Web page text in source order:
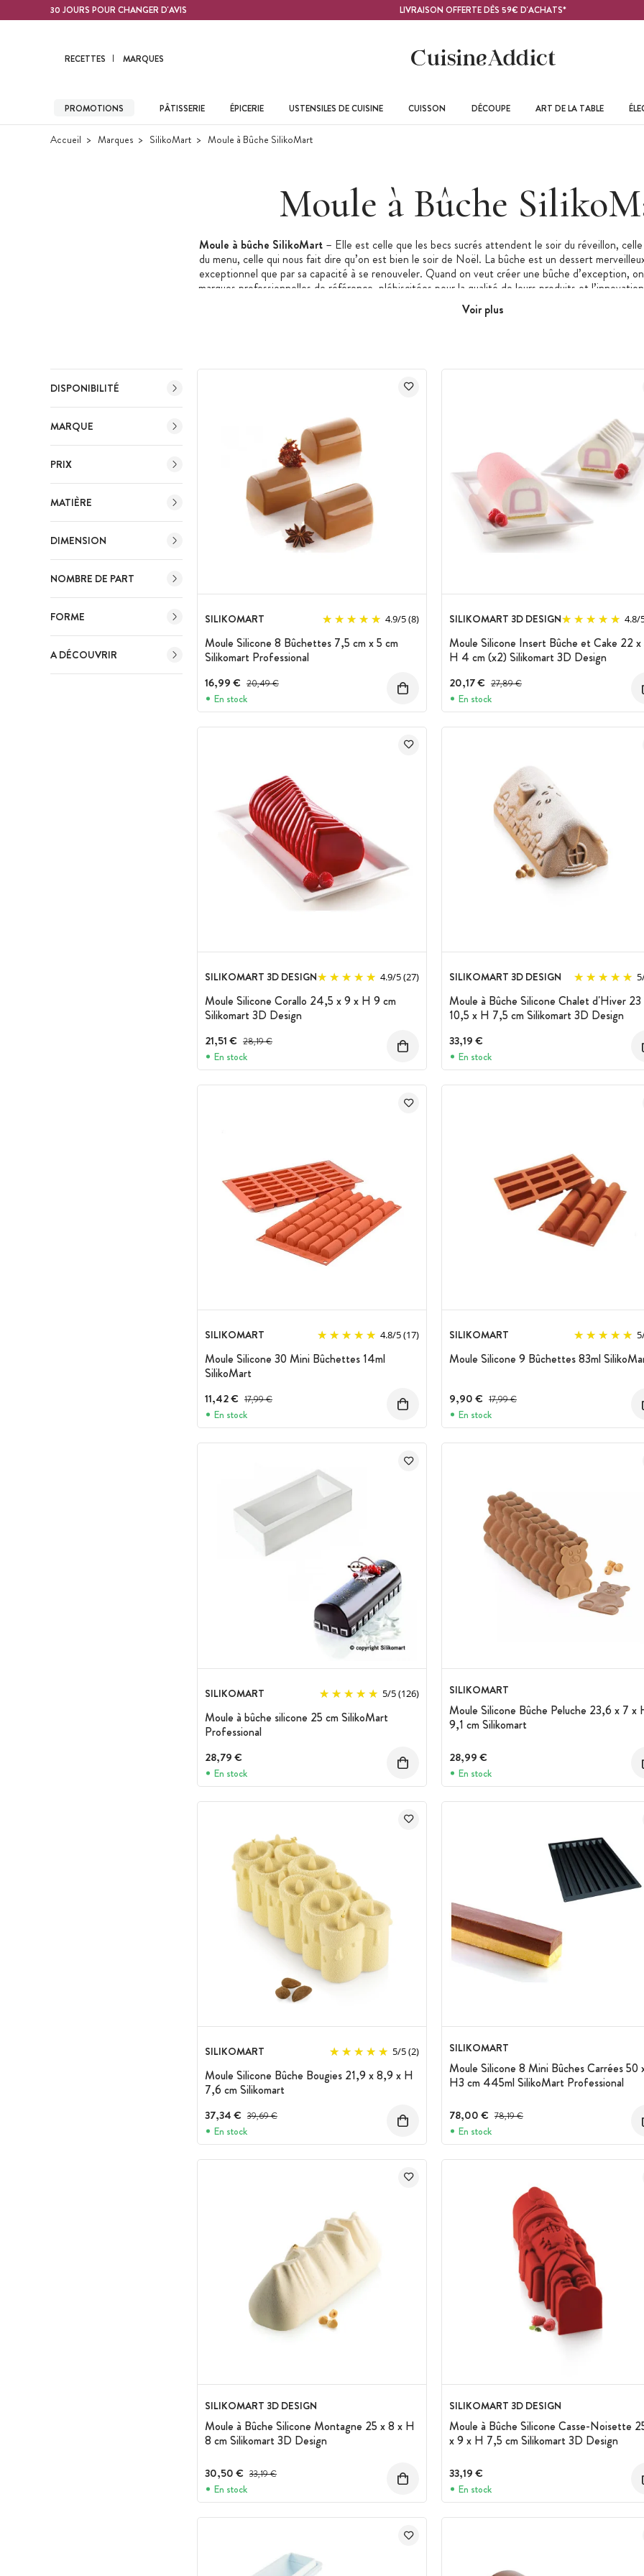
Contenu principal30 JOURS POUR CHANGER D'AVIS LIVRAISON OFFERTE DÈS 59€ D'ACHATS*
RECETTES MARQUES
PROMOTIONS PÂTISSERIE ÉPICERIE USTENSILES DE CUISINE CUISSON DÉCOUPE ART DE LA TABLE
Accueil Marques SilikoMart Moule à Bûche SilikoMart
Moule à Bûche
Moule à bûche SilikoMart – Elle est celle que les becs sucrés attendent le soir du réveillon,
du menu, celle qui nous fait dire qu’on est bien le soir de Noël. La bûche est un dessert
exceptionnel que par sa capacité à se renouveler. Quand on veut créer une bûche d’exception,
marques professionnelles de référence, plébiscitées pour la qualité de leurs produits et
de SilikoMart. Nous vous proposons ici une large gamme demoules à bûche de Noël SilikoMart
moule à bûche SilikoMartqui vous offrira ce Noël un
Voir plus
DISPONIBILITÉ
MARQUE
PRIX
MATIÈRE
DIMENSION
NOMBRE DE PART
FORME
A DÉCOUVRIR
SILIKOMART 4.9/5(8)
Moule Silicone 8 Bûchettes 7,5 cm x 5 cm
Silikomart Professional
16,99 € Prix avant réduction :
20,49 €
En stock
SILIKOMART 3D DESIGN 4.8/
Moule Silicone Insert Bûche et Cake 22 x
H 4 cm (x2) Silikomart 3D Design
20,17 € Prix avant réduction :
27,89 €
En stock
SILIKOMART 3D DESIGN 4.9/5(27)
Moule Silicone Corallo 24,5 x 9 x H 9 cm
Silikomart 3D Design
21,51 € Prix avant réduction :
28,19 €
En stock
SILIKOMART 3D DESIGN 5
Moule à Bûche Silicone Chalet d'Hiver 23
10,5 x H 7,5 cm Silikomart 3D Design
33,19 €
En stock
SILIKOMART 4.8/5(17)
Moule Silicone 30 Mini Bûchettes 14ml
SilikoMart
11,42 € Prix avant réduction :
17,99 €
En stock
SILIKOMART 5
Moule Silicone 9 Bûchettes 83ml
9,90 € Prix avant réduction :
17,99 €
En stock
SILIKOMART 5/5(126)
Moule à bûche silicone 25 cm SilikoMart
Professional
28,79 €
En stock
SILIKOMART
Moule Silicone Bûche Peluche 23,6 x 7 x
9,1 cm Silikomart
28,99 €
En stock
SILIKOMART 5/5(2)
Moule Silicone Bûche Bougies 21,9 x 8,9 x H
7,6 cm Silikomart
37,34 € Prix avant réduction :
39,69 €
En stock
SILIKOMART
Moule Silicone 8 Mini Bûches Carrées 50
H3 cm 445ml SilikoMart Professional
78,00 € Prix avant réduction :
78,19 €
En stock
SILIKOMART 3D DESIGN
Moule à Bûche Silicone Montagne 25 x 8 x H
8 cm Silikomart 3D Design
30,50 € Prix avant réduction :
33,19 €
En stock
SILIKOMART 3D DESIGN
Moule à Bûche Silicone Casse-Noisette
x 9 x H 7,5 cm Silikomart 3D Design
33,19 €
En stock